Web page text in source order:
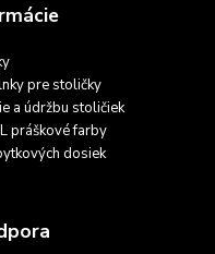
pre stoličky
a údržbu stoličiek
práškové farby
dosiek